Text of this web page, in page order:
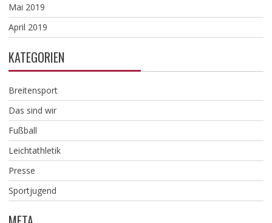
Mai 2019
April 2019
KATEGORIEN
Breitensport
Das sind wir
Fußball
Leichtathletik
Presse
Sportjugend